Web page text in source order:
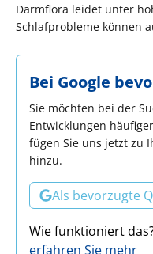
Darmflora leidet unter
Schlafprobleme können
Bei Google
Sie möchten bei der
Entwicklungen
fügen Sie uns jetzt zu
hinzu.
Als bevorzugte
Wie funktioniert
erfahren Sie mehr